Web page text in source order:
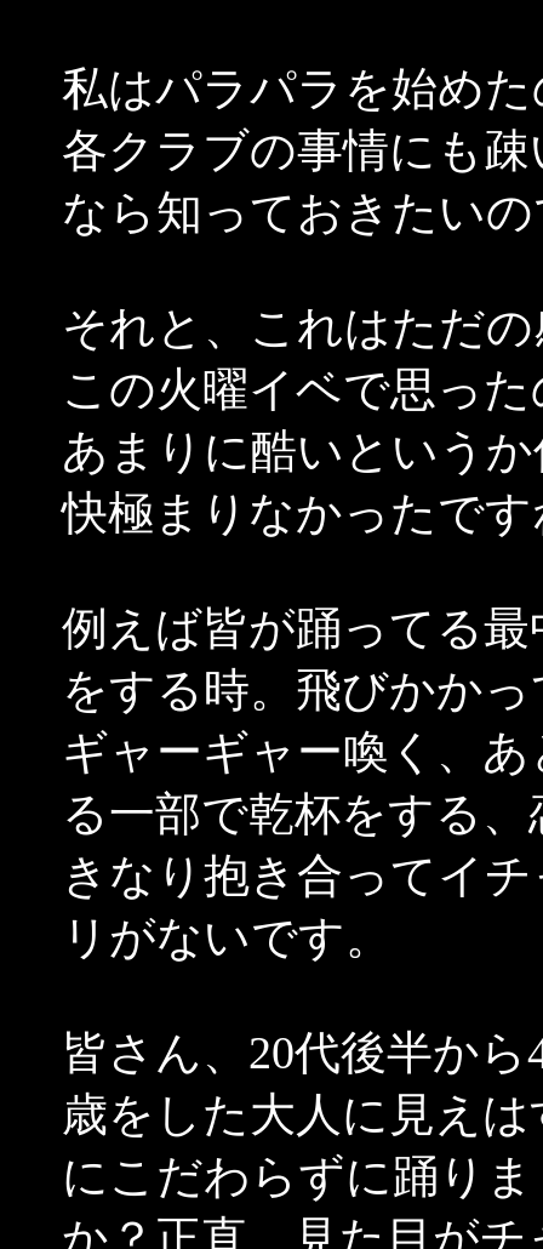
私はパラパラを始め
各クラブの事情にも
なら知っておきたい
それと、これはただ
この火曜イベで思っ
あまりに酷いという
快極まりなかったです
例えば皆が踊ってる
をする時。飛びかか
ギャーギャー喚く、
る一部で乾杯をする
きなり抱き合ってイ
リがないです。
皆さん、20代後半か
歳をした大人に見え
にこだわらずに踊り
か？正直、見た目が